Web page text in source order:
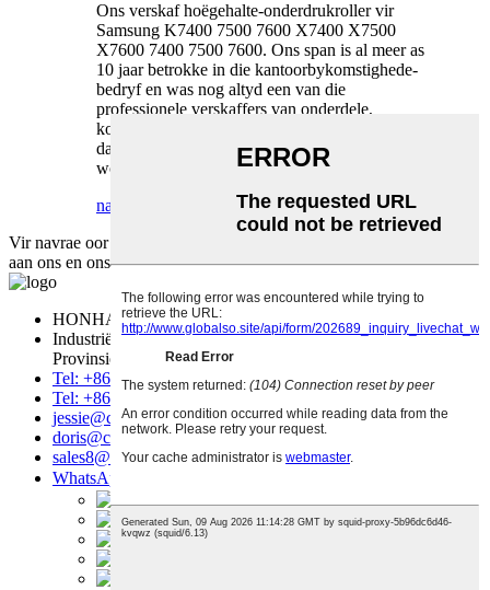
Ons verskaf hoëgehalte-onderdrukroller vir
Samsung K7400 7500 7600 X7400 X7500
X7600 7400 7500 7600. Ons span is al meer as
10 jaar betrokke in die kantoorbykomstighede-
bedryf en was nog altyd een van die
professionele verskaffers van onderdele,
kopieermasjiene en drukkers. Ons sien opreg
daarna uit om 'n langtermynvennoot met u te
word!
navraag
Vir navrae oor ons produkte of pryslys, los asseblief u e-posadres
aan ons en ons sal binne 8 uur met u in verbinding tree.navraag
HONHAI TEGNOLOGIE BEPERK
Industriële Sone, Nanhai, Foshan City, KwaZulu-Natal
Provinsie, China
Tel: +86 757 86771039
Tel: +86 14739630203
jessie@copierconsumables.com
doris@copierconsumables.com
sales8@copierconsumables.com
WhatsApp：8614739630203